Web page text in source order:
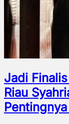
Jadi
Riau